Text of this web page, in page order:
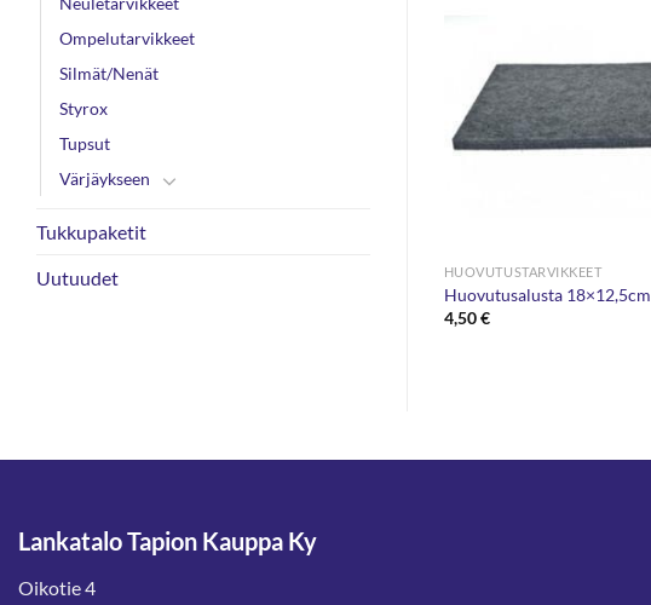
Ompelutarvikkeet
Silmät/Nenät
Styrox
Tupsut
Värjäykseen
Tukkupaketit
Uutuudet
HUOVUTUSTARVIKKEET
Huovutusalusta 18×12,5cm
4,50€
Lankatalo Tapion Kauppa Ky
Oikotie 4